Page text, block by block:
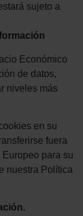
sujeto a
Económico
de datos,
niveles más
en su
fuera
para su
nuestra Política